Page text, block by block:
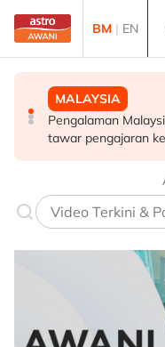
Skip to main content
BM | EN
MALAYSIA
Pengalaman
tawar pengajaran
MALAYSIA
Polis Marin rampas
MALAYSIA
Malaysia mesti
Indeks Keamanan
Video Terkini &